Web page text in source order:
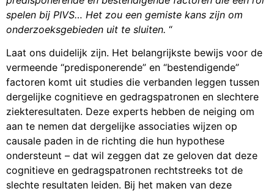
spelen bij PIVS… Het zou een gemiste kans zijn om
onderzoeksgebieden uit te sluiten. “
Laat ons duidelijk zijn. Het belangrijkste bewijs voor de
vermeende “predisponerende” en “bestendigende”
factoren komt uit studies die verbanden leggen tussen
dergelijke cognitieve en gedragspatronen en slechtere
ziekteresultaten. Deze experts hebben de neiging om
aan te nemen dat dergelijke associaties wijzen op
causale paden in de richting die hun hypothese
ondersteunt – dat wil zeggen dat ze geloven dat deze
cognitieve en gedragspatronen rechtstreeks tot de
slechte resultaten leiden. Bij het maken van deze